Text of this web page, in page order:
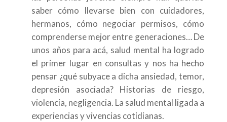
saber cómo llevarse bien con cuidadores,
hermanos, cómo negociar permisos, cómo
comprenderse mejor entre generaciones…De
unos años para acá, salud mental ha logrado
el primer lugar en consultas y nos ha hecho
pensar ¿qué subyace a dicha ansiedad, temor,
depresión asociada? Historias de riesgo,
violencia, negligencia. La salud mental ligada a
experiencias y vivencias cotidianas.